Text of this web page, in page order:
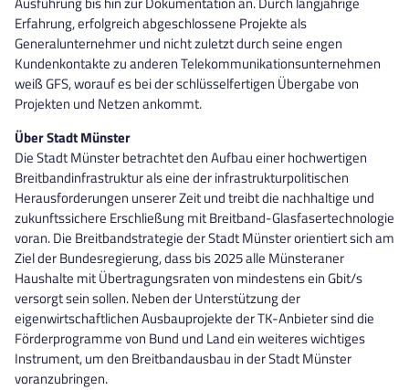
Erfahrung, erfolgreich abgeschlossene Projekte als
Generalunternehmer und nicht zuletzt durch seine engen
Kundenkontakte zu anderen Telekommunikationsunternehmen
weiß GFS, worauf es bei der schlüsselfertigen Übergabe von
Projekten und Netzen ankommt.
Über Stadt Münster
Die Stadt Münster betrachtet den Aufbau einer hochwertigen
Breitbandinfrastruktur als eine der infrastrukturpolitischen
Herausforderungen unserer Zeit und treibt die nachhaltige und
zukunftssichere Erschließung mit Breitband-Glasfasertechnologie
voran. Die Breitbandstrategie der Stadt Münster orientiert sich am
Ziel der Bundesregierung, dass bis 2025 alle Münsteraner
Haushalte mit Übertragungsraten von mindestens ein Gbit/s
versorgt sein sollen. Neben der Unterstützung der
eigenwirtschaftlichen Ausbauprojekte der TK-Anbieter sind die
Förderprogramme von Bund und Land ein weiteres wichtiges
Instrument, um den Breitbandausbau in der Stadt Münster
voranzubringen.